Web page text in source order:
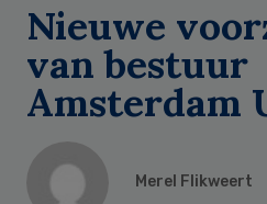
Nieuwe
van bestuur
Amsterdam
Merel Flikweert